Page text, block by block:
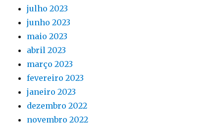
julho 2023
junho 2023
maio 2023
abril 2023
março 2023
fevereiro 2023
janeiro 2023
dezembro 2022
novembro 2022